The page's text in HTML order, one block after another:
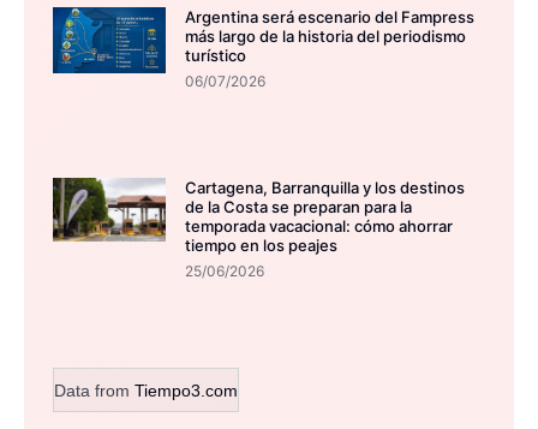
Argentina será escenario del Fampress
más largo de la historia del periodismo
turístico
06/07/2026
Cartagena, Barranquilla y los destinos
de la Costa se preparan para la
temporada vacacional: cómo ahorrar
tiempo en los peajes
25/06/2026
Data from Tiempo3.com